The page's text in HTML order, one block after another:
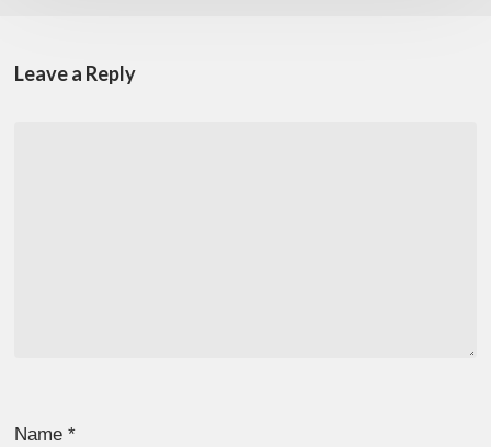
Leave a Reply
Name*